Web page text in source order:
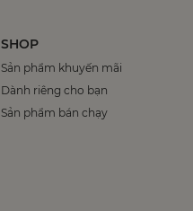
SHOP
Sản phẩm khuyến mãi
Dành riêng cho bạn
Sản phẩm bán chạy